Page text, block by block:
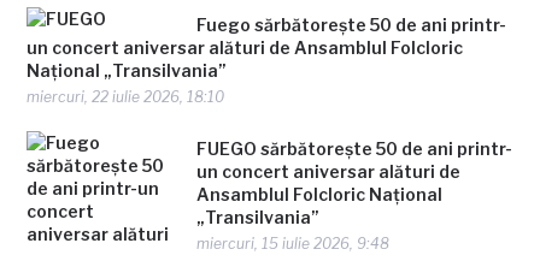
Fuego sărbătorește 50 de ani printr-
un concert aniversar alături de Ansamblul Folcloric
Național „Transilvania”
miercuri, 22 iulie 2026, 18:10
FUEGO sărbătorește 50 de ani printr-
un concert aniversar alături de
Ansamblul Folcloric Național
„Transilvania”
miercuri, 15 iulie 2026, 9:48